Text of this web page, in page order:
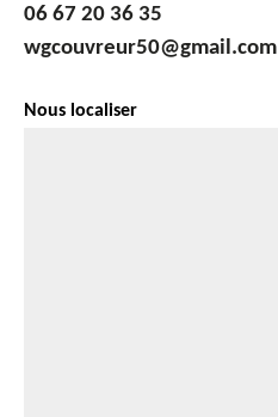
06 67 20 36 35
wgcouvreur50@gmail.com
Nous localiser